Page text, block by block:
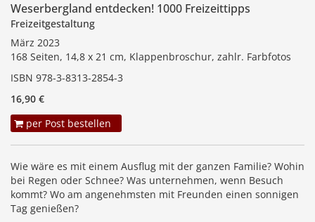
Weserbergland entdecken! 1000 Freizeittipps
Freizeitgestaltung
März 2023
168 Seiten, 14,8 x 21 cm, Klappenbroschur, zahlr. Farbfotos
ISBN 978-3-8313-2854-3
16,90 €
per Post bestellen
Wie wäre es mit einem Ausflug mit der ganzen Familie? Wohin
bei Regen oder Schnee? Was unternehmen, wenn Besuch
kommt? Wo am angenehmsten mit Freunden einen sonnigen
Tag genießen?